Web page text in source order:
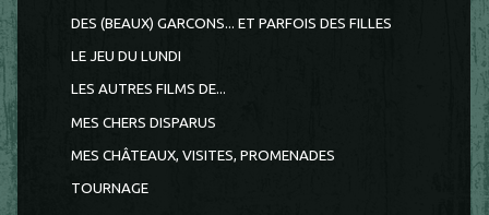
DES (BEAUX) GARCONS... ET PARFOIS DES FILLES
LE JEU DU LUNDI
LES AUTRES FILMS DE...
MES CHERS DISPARUS
MES CHÂTEAUX, VISITES, PROMENADES
TOURNAGE